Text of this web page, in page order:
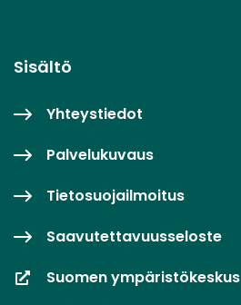
Sisältö
Yhteystiedot
Palvelukuvaus
Tietosuojailmoitus
Saavutettavuusseloste
Suomen ympäristökeskus